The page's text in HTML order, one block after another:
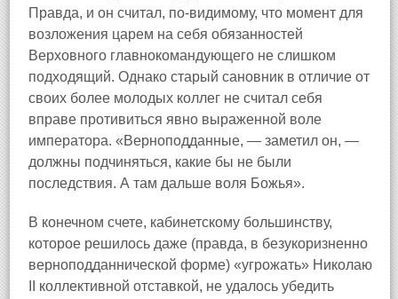
Правда, и он считал, по-видимому, что момент для
возложения царем на себя обязанностей
Верховного главнокомандующего не слишком
подходящий. Однако старый сановник в отличие от
своих более молодых коллег не считал себя
вправе противиться явно выраженной воле
императора. «Верноподданные, — заметил он, —
должны подчиняться, какие бы не были
последствия. А там дальше воля Божья».
В конечном счете, кабинетскому большинству,
которое решилось даже (правда, в безукоризненно
верноподданнической форме) «угрожать» Николаю
II коллективной отставкой, не удалось убедить